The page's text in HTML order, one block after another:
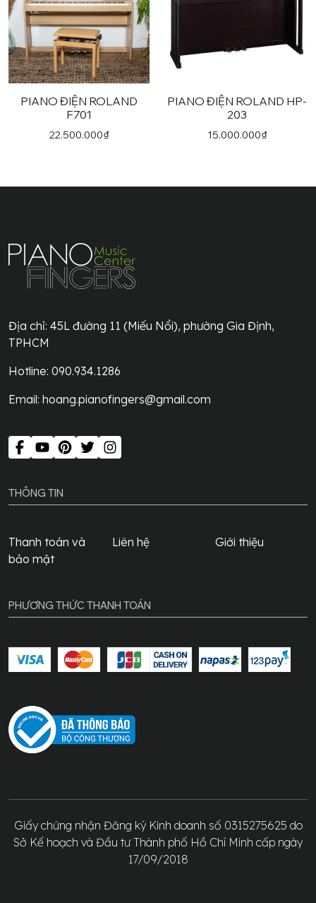
PIANO ĐIỆN ROLAND
F701
22.500.000₫
PIANO ĐIỆN ROLAND HP-
203
15.000.000₫
Địa chỉ: 45L đường 11 (Miếu Nổi), phường Gia Định,
TPHCM
Hotline: 090.934.1286
Email: hoang.pianofingers@gmail.com
THÔNG TIN
Thanh toán và
bảo mật
Liên hệ Giới thiệu
PHƯƠNG THỨC THANH TOÁN
Giấy chứng nhận Đăng ký Kinh doanh số 0315275625 do
Sở Kế hoạch và Đầu tư Thành phố Hồ Chí Minh cấp ngày
17/09/2018